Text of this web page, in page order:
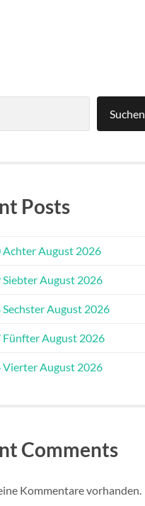
Suchen
Posts
Achter August 2026
August 2026
August 2026
Fünfter August 2026
Vierter August 2026
Comments
Kommentare vorhanden.